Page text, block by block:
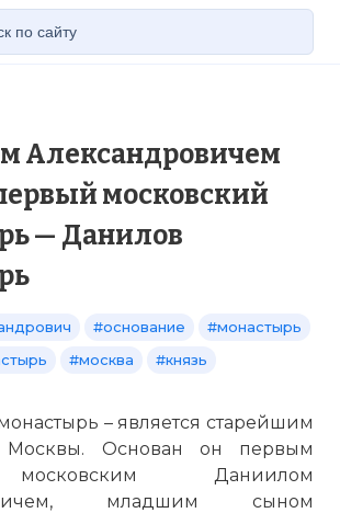
Александровичем
московский
— Данилов
#основание
#монастырь
#москва #князь
– является старейшим
Москвы. Основан он первым
Даниилом
младшим сыном